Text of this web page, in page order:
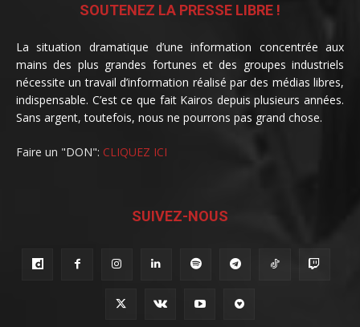
SOUTENEZ LA PRESSE LIBRE !
La situation dramatique d’une information concentrée aux
mains des plus grandes fortunes et des groupes industriels
nécessite un travail d’information réalisé par des médias libres,
indispensable. C’est ce que fait Kairos depuis plusieurs années.
Sans argent, toutefois, nous ne pourrons pas grand chose.
Faire un "DON": CLIQUEZ ICI
SUIVEZ-NOUS